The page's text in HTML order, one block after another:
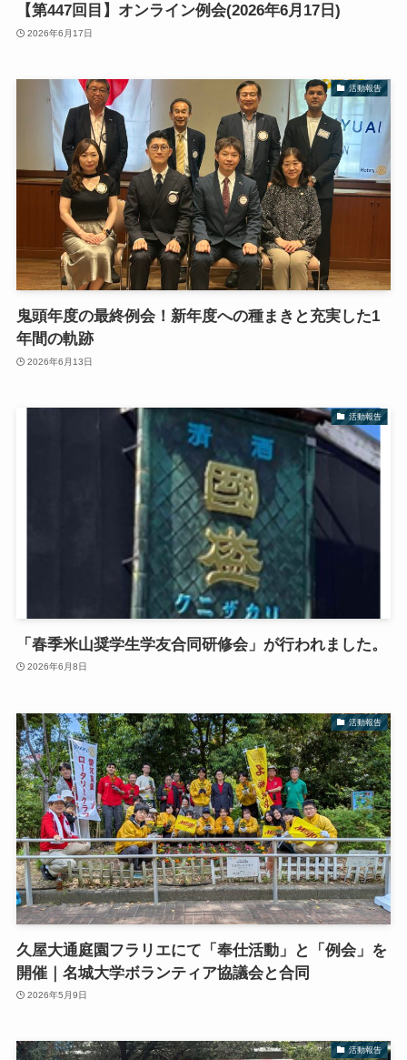
【第447回目】オンライン例会(2026年6月17日)
2026年6月17日
活動報告
鬼頭年度の最終例会！新年度への種まきと充実した1
年間の軌跡
2026年6月13日
活動報告
「春季米山奨学生学友合同研修会」が行われました。
2026年6月8日
活動報告
久屋大通庭園フラリエにて「奉仕活動」と「例会」を
開催｜名城大学ボランティア協議会と合同
2026年5月9日
活動報告